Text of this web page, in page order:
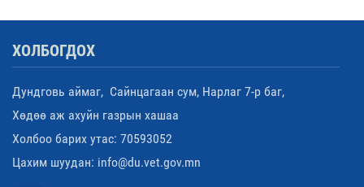
ХОЛБОГДОХ
Дундговь аймаг, Сайнцагаан сум, Нарлаг 7-р баг,
Хөдөө аж ахуйн газрын хашаа
Холбоо барих утас: 70593052
Цахим шуудан: info@du.vet.gov.mn